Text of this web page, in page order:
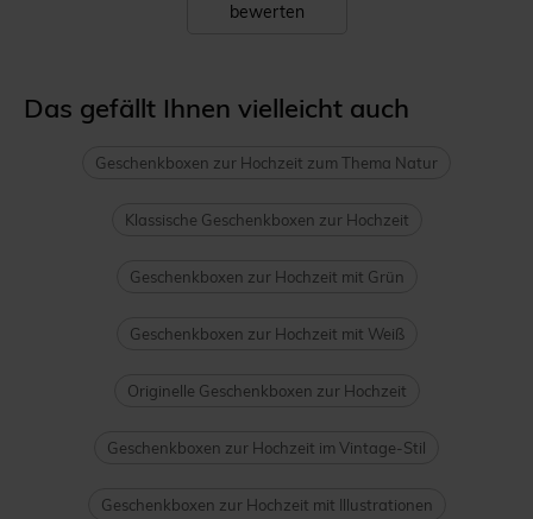
bewerten
Das gefällt Ihnen vielleicht auch
Geschenkboxen zur Hochzeit zum Thema Natur
Klassische Geschenkboxen zur Hochzeit
Geschenkboxen zur Hochzeit mit Grün
Geschenkboxen zur Hochzeit mit Weiß
Originelle Geschenkboxen zur Hochzeit
Geschenkboxen zur Hochzeit im Vintage-Stil
Geschenkboxen zur Hochzeit mit Illustrationen